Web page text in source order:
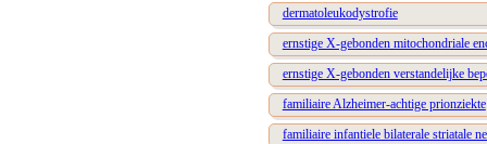
dermatoleukodystrofie
ernstige X-gebonden mitochondriale
ernstige X-gebonden verstandelijke
familiaire Alzheimer-achtige prionziekte
familiaire infantiele bilaterale striatale